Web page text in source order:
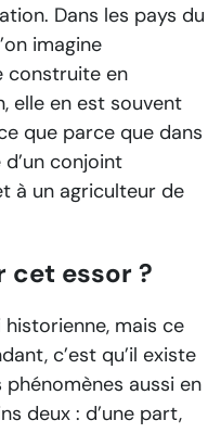
Dans les pays du
imagine
construite en
elle en est souvent
que parce que dans
d’un conjoint
à un agriculteur de
cet essor ?
mais ce
c’est qu’il existe
phénomènes aussi en
deux : d’une part,